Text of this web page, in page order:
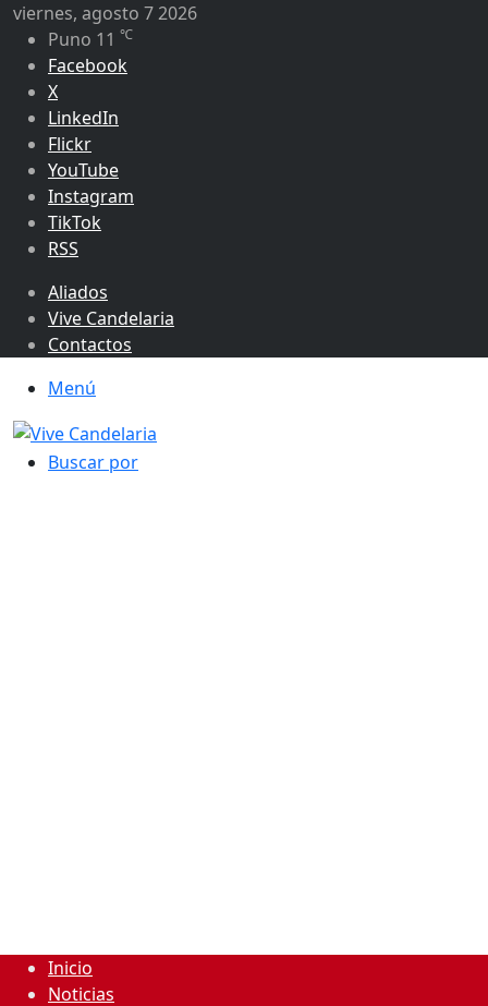
viernes, agosto 7 2026
Puno 11 ℃
Facebook
X
LinkedIn
Flickr
YouTube
Instagram
TikTok
RSS
Aliados
Vive Candelaria
Contactos
Menú
Buscar por
Inicio
Noticias